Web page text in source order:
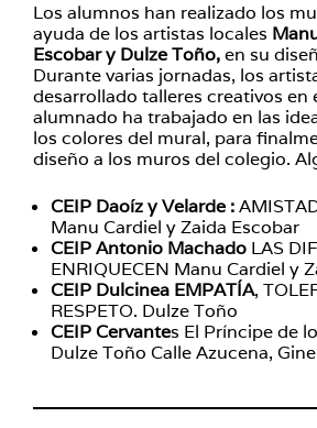
Los alumnos han realizado los
ayuda de los artistas locales
Escobar y Dulze Toño,en su
Durante varias jornadas, los
desarrollado talleres creativos en
alumnado ha trabajado en las
los colores del mural, para
diseño a los muros del colegio.
CEIP Daoíz y Velarde :
Manu Cardiel y Zaida Escobar
CEIP Antonio Machado LAS
ENRIQUECEN Manu Cardiel y
CEIP Dulcinea EMPATÍA,
RESPETO. Dulze Toño
CEIP Cervantes El Príncipe de
Dulze Toño Calle Azucena,